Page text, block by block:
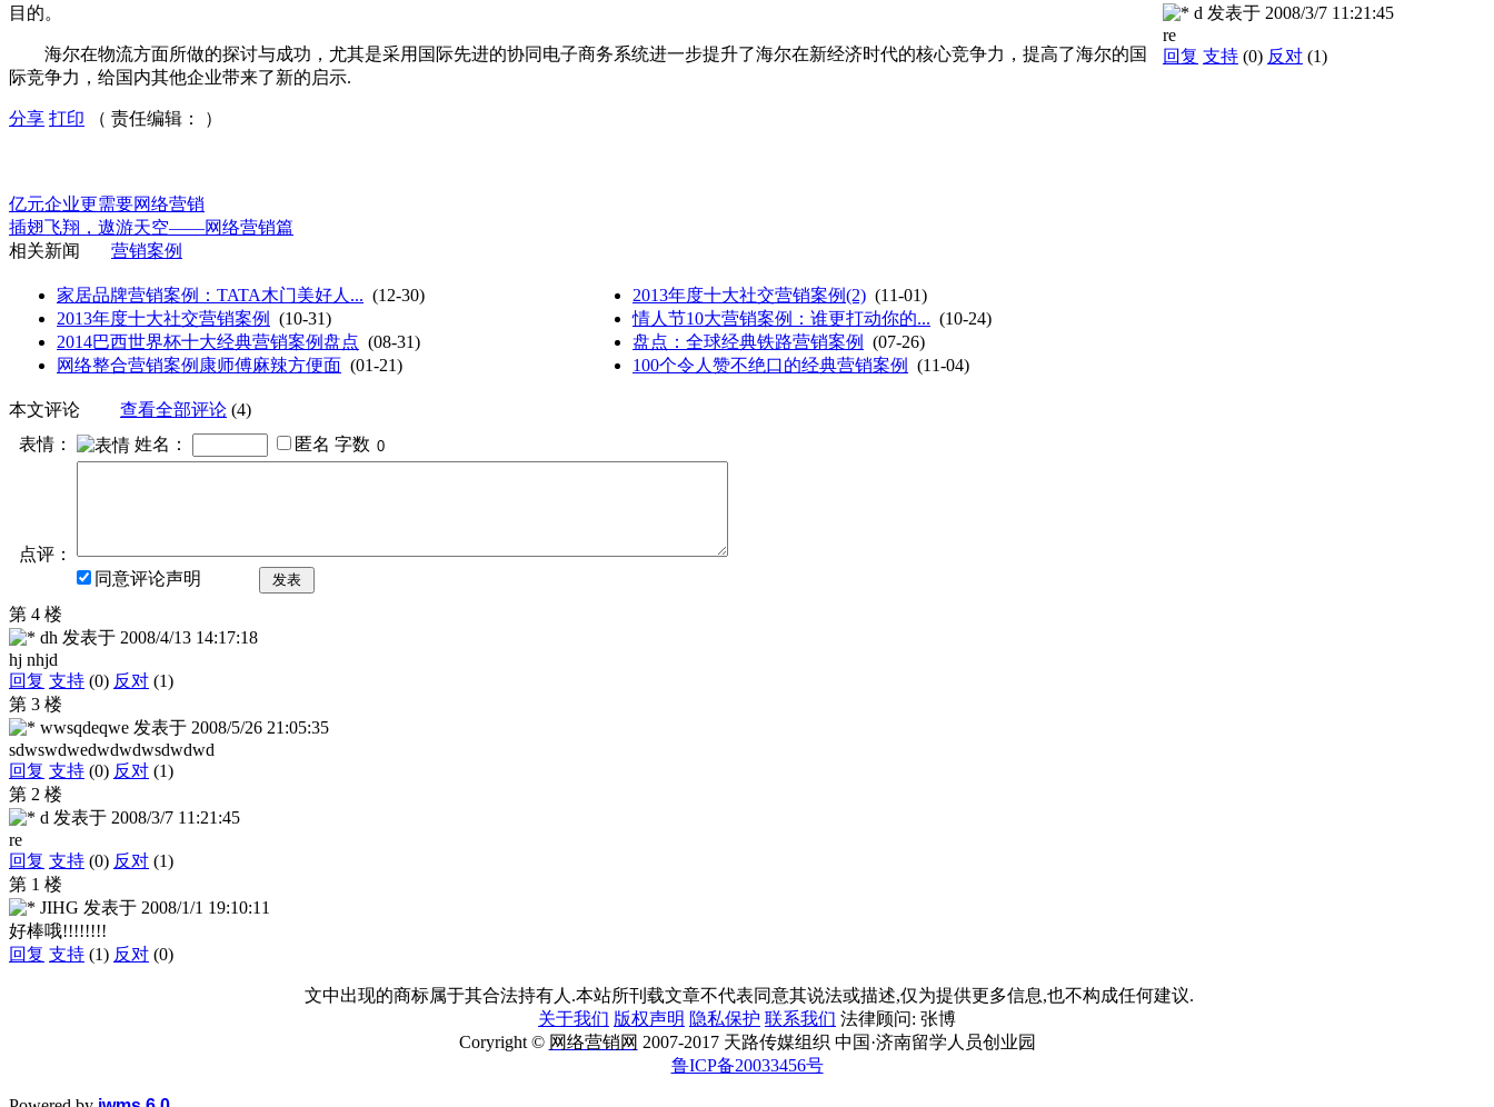
目的。
海尔在物流方面所做的探讨与成功，尤其是采用国际先进的协同电子商务系统进一步提升了海尔在新经济时代的核心竞争力，提高了海尔的国
际竞争力，给国内其他企业带来了新的启示.
分享 打印 （ 责任编辑： ）
亿元企业更需要网络营销
插翅飞翔，遨游天空——网络营销篇
相关新闻
营销案例
家居品牌营销案例：TATA木门美好人... (12-30)
2013年度十大社交营销案例
(10-31)
2014巴西世界杯十大经典营销案例盘点 (08-31)
网络整合营销案例康师傅麻辣方便面 (01-21)
2013年度十大社交营销案例(2) (11-01)
情人节10大营销案例：谁更打动你的... (10-24)
盘点：全球经典铁路营销案例
(07-26)
100个令人赞不绝口的经典营销案例
(11-04)
本文评论 查看全部评论 (4)
表情：
姓名： 匿名 字数
点评：
同意评论声明
发表
第 4 楼
dh 发表于 2008/4/13 14:17:18
hj nhjd
回复 支持 (0) 反对 (1)
第 3 楼
wwsqdeqwe 发表于 2008/5/26 21:05:35
sdwswdwedwdwdwsdwdwd
回复 支持 (0) 反对 (1)
第 2 楼
d 发表于 2008/3/7 11:21:45
re
回复 支持 (0) 反对 (1)
第 1 楼
JIHG 发表于 2008/1/1 19:10:11
好棒哦!!!!!!!!
回复 支持 (1) 反对 (0)
d 发表于 2008/3/7 11:21:45
re
回复 支持 (0) 反对 (1)
文中出现的商标属于其合法持有人.本站所刊载文章不代表同意其说法或描述,仅为提供更多信息,也不构成任何建议.
关于我们 版权声明 隐私保护 联系我们 法律顾问: 张博
Coryright © 网络营销网 2007-2017 天路传媒组织 中国·济南留学人员创业园
鲁ICP备20033456号